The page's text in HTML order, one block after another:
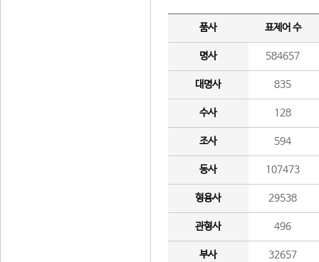
품사 표제어 수
명사 584657
대명사 835
수사 128
조사 594
동사 107473
형용사 29538
관형사 496
부사 32657